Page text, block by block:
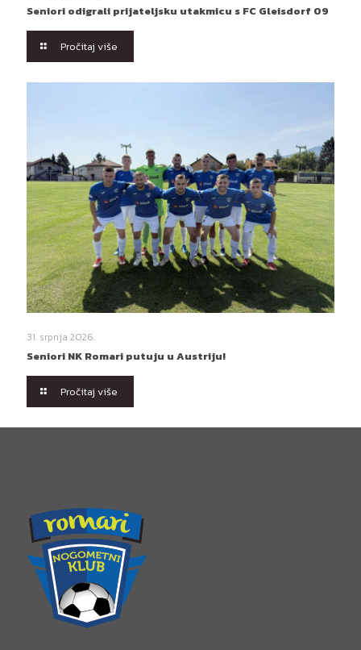
Seniori odigrali prijateljsku utakmicu s FC Gleisdorf 09
Pročitaj više
31. srpnja 2026.
Seniori NK Romari putuju u Austriju!
Pročitaj više